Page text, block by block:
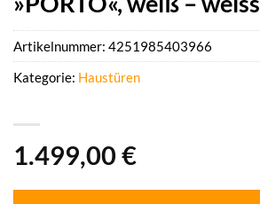
1.499,00 €
Artikelnummer: 4251985403966
Kategorie: Haustüren